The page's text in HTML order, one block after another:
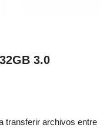
3.0
transferir archivos entre